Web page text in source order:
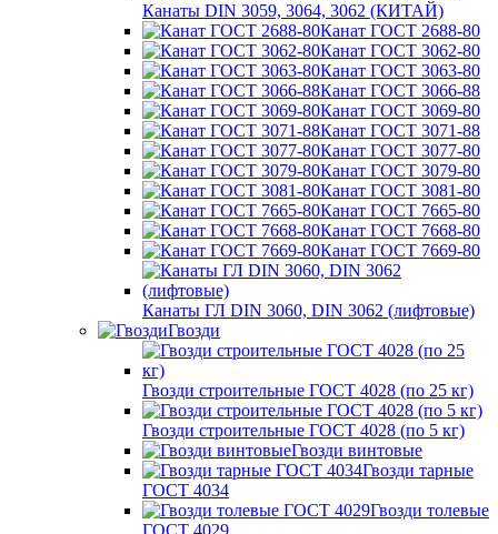
Канаты DIN 3059, 3064, 3062 (КИТАЙ)
Канат ГОСТ 2688-80
Канат ГОСТ 3062-80
Канат ГОСТ 3063-80
Канат ГОСТ 3066-88
Канат ГОСТ 3069-80
Канат ГОСТ 3071-88
Канат ГОСТ 3077-80
Канат ГОСТ 3079-80
Канат ГОСТ 3081-80
Канат ГОСТ 7665-80
Канат ГОСТ 7668-80
Канат ГОСТ 7669-80
Канаты ГЛ DIN 3060, DIN 3062 (лифтовые)
Гвозди
Гвозди строительные ГОСТ 4028 (по 25 кг)
Гвозди строительные ГОСТ 4028 (по 5 кг)
Гвозди винтовые
Гвозди тарные
ГОСТ 4034
Гвозди толевые
ГОСТ 4029